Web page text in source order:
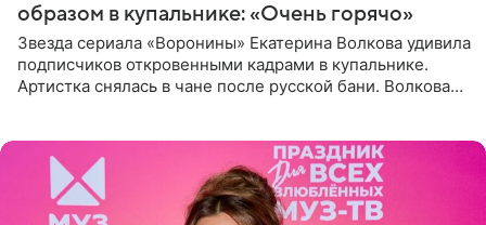
образом в купальнике: «Очень горячо»
Звезда сериала «Воронины» Екатерина Волкова удивила
подписчиков откровенными кадрами в купальнике.
Артистка снялась в чане после русской бани. Волкова